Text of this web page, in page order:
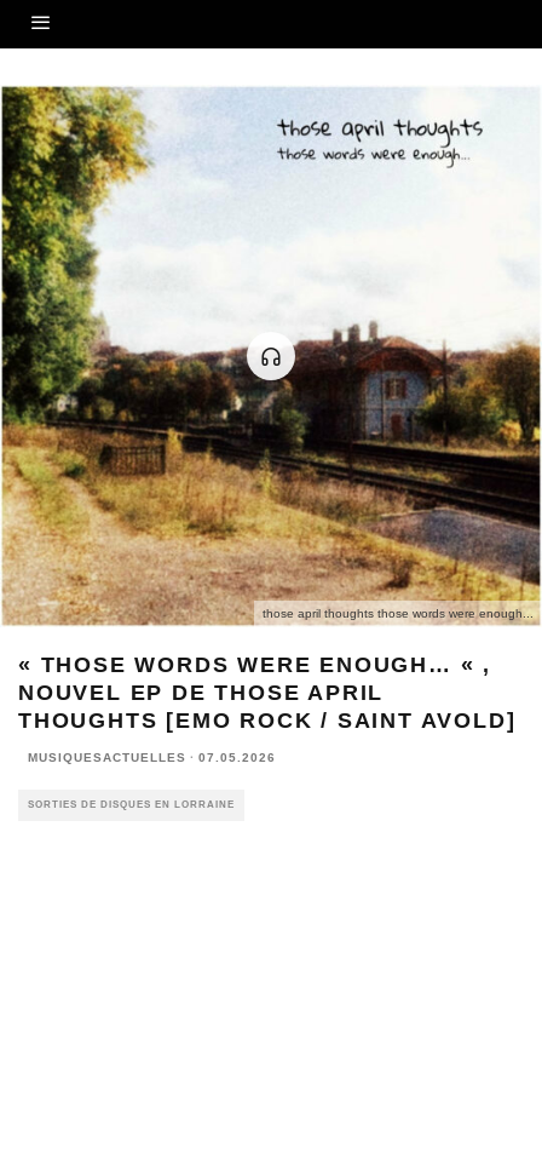
those april thoughts those words were enough...
« THOSE WORDS WERE ENOUGH… « ,
NOUVEL EP DE THOSE APRIL
THOUGHTS [EMO ROCK / SAINT AVOLD]
MUSIQUESACTUELLES · 07.05.2026
SORTIES DE DISQUES EN LORRAINE